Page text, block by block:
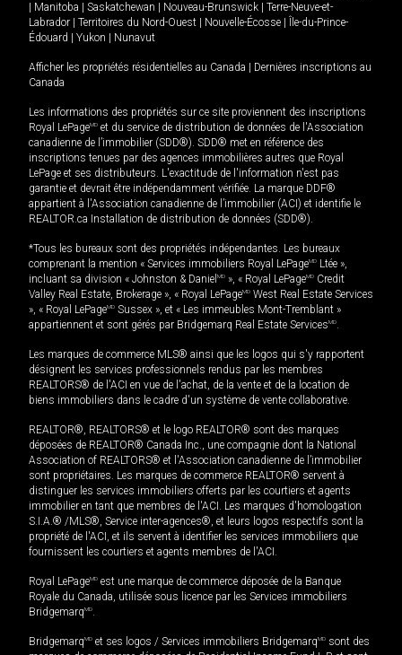
Manitoba Saskatchewan Nouveau-Brunswick
Terre-Neuve-et-
Labrador
Territoires du Nord-Ouest Nouvelle-Écosse
Île-du-Prince-
Édouard
Yukon Nunavut
Afficher les propriétés résidentielles au Canada
Dernières inscriptions au
Canada
Les informations des propriétés sur ce site proviennent des inscriptions
Royal LePageMD et du service de distribution de données de l'Association
canadienne de l’immobilier (SDD®). SDD® met en référence des
inscriptions tenues par des agences immobilières autres que Royal
LePage et ses distributeurs. L'exactitude de l'information n'est pas
garantie et devrait être indépendamment vérifiée. La marque DDF®
appartient à l'Association canadienne de l’immobilier (ACI) et identifie le
REALTOR.ca Installation de distribution de données (SDD®).
*Tous les bureaux sont des propriétés indépendantes. Les bureaux
comprenant la mention « Services immobiliers Royal LePageMD Ltée »,
incluant sa division « Johnston & Daniel MD », « Royal LePageMD Credit
Valley Real Estate, Brokerage », « Royal LePageMD West Real Estate Services
», « Royal LePageMD Sussex », et « Les immeubles Mont-Tremblant »
appartiennent et sont gérés par Bridgemarq Real Estate ServicesMD.
Les marques de commerce MLS® ainsi que les logos qui s'y rapportent
désignent les services professionnels rendus par les membres
REALTORS® de l'ACI en vue de l'achat, de la vente et de la location de
biens immobiliers dans le cadre d'un système de vente collaborative.
REALTOR®, REALTORS® et le logo REALTOR® sont des marques
déposées de REALTOR® Canada Inc., une compagnie dont la National
Association of REALTORS® et l'Association canadienne de l’immobilier
sont propriétaires. Les marques de commerce REALTOR® servent à
distinguer les services immobiliers offerts par les courtiers et agents
immobilier en tant que membres de l'ACI. Les marques d'homologation
S.I.A.® /MLS®, Service inter-agences®, et leurs logos respectifs sont la
propriété de l'ACI, et ils servent à identifier les services immobiliers que
fournissent les courtiers et agents membres de l'ACI.
Royal LePageMD est une marque de commerce déposée de la Banque
Royale du Canada, utilisée sous licence par les Services immobiliers
BridgemarqMD.
BridgemarqMD et ses logos / Services immobiliers BridgemarqMD sont des